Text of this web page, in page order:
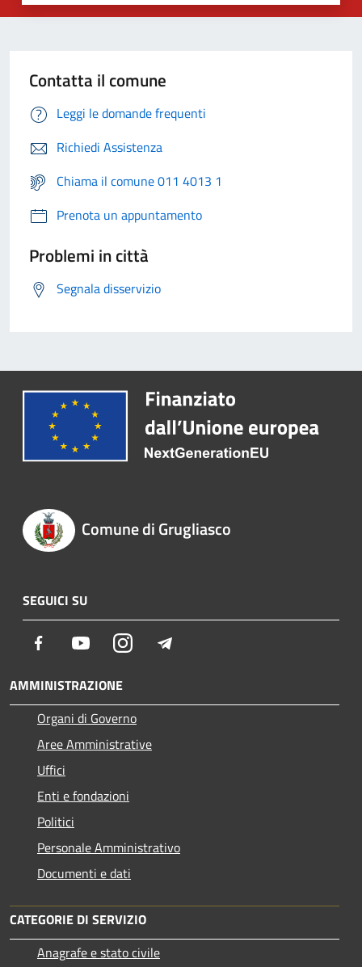
Contatta il comune
Leggi le domande frequenti
Richiedi Assistenza
Chiama il comune 011 4013 1
Prenota un appuntamento
Problemi in città
Segnala disservizio
Comune di Grugliasco
SEGUICI SU
Facebook YoutubeInstagram
AMMINISTRAZIONE
Organi di Governo
Aree Amministrative
Uffici
Enti e fondazioni
Politici
Personale Amministrativo
Documenti e dati
CATEGORIE DI SERVIZIO
Anagrafe e stato civile